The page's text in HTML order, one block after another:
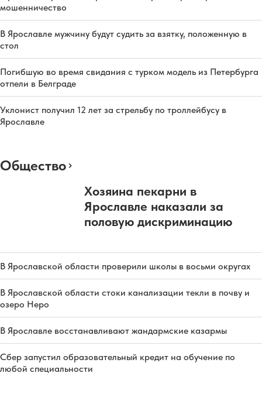
мошенничество
В Ярославле мужчину будут судить за взятку, положенную в
стол
Погибшую во время свидания с турком модель из Петербурга
отпели в Белграде
Уклонист получил 12 лет за стрельбу по троллейбусу в
Ярославле
Общество
Хозяина пекарни в
Ярославле наказали за
половую дискриминацию
В Ярославской области проверили школы в восьми округах
В Ярославской области стоки канализации текли в почву и
озеро Неро
В Ярославле восстанавливают жандармские казармы
Сбер запустил образовательный кредит на обучение по
любой специальности